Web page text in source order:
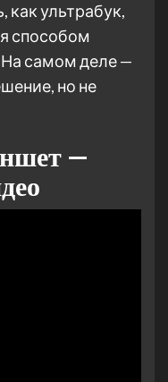
как ультрабук,
способом
самом деле —
но не
—